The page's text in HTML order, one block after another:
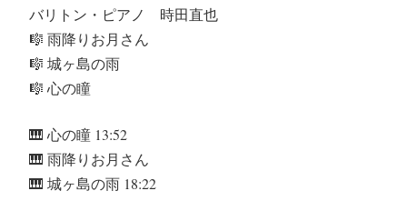
バリトン・ピアノ 時田直也
🎼 雨降りお月さん
🎼 城ヶ島の雨
🎼 心の瞳
🎹 心の瞳 13:52
🎹 雨降りお月さん
🎹 城ヶ島の雨 18:22